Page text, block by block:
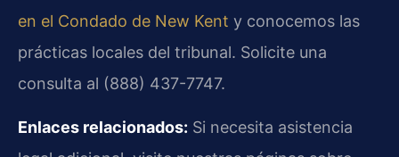
en el Condado de New Kent y conocemos las
prácticas locales del tribunal. Solicite una
consulta al (888) 437-7747.
Enlaces relacionados: Si necesita asistencia